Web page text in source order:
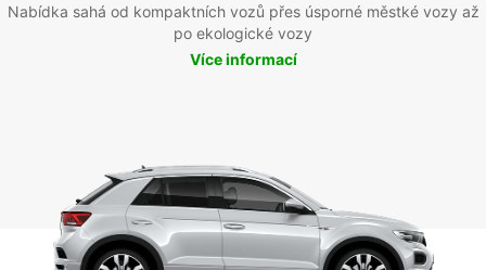
Nabídka sahá od kompaktních vozů přes úsporné městké vozy až
po ekologické vozy
Více informací